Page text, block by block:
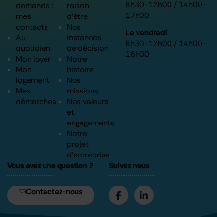
demande :
mes
contacts
Au
quotidien
Mon loyer
Mon
logement
Mes
démarches
raison
d’être
Nos
instances
de décision
Notre
histoire
Nos
missions
Nos valeurs
et
engagements
Notre
projet
d’entreprise
8h30-12h00 / 14h00-
17h00
Le vendredi
8h30-12h00 / 14h00-
16h00
Vous avez une question ?
Contactez-nous
Suivez nous